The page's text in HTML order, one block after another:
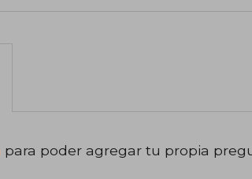
para poder agregar tu propia